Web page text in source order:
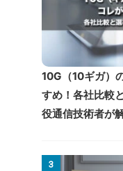
10G（10ギガ）
すめ！各社比較
役通信技術者が
3